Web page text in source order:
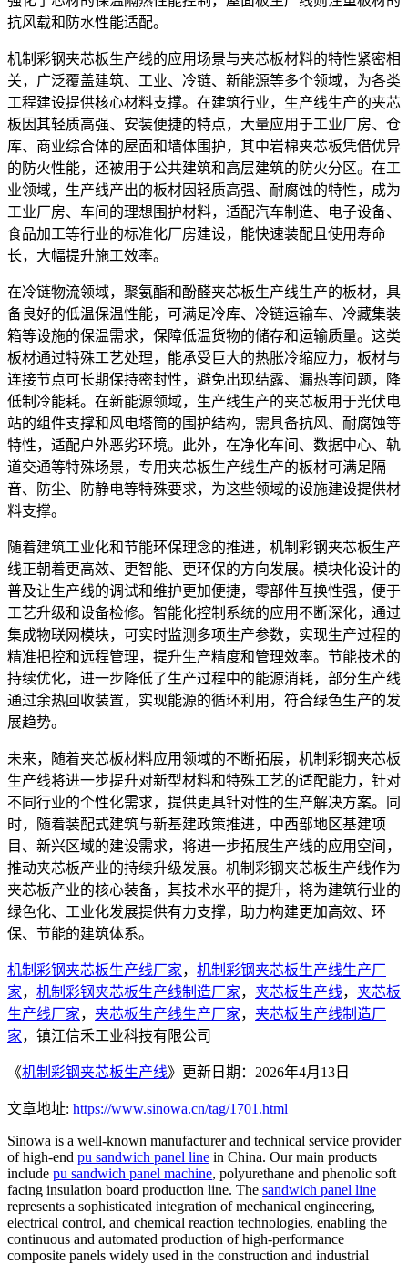
抗风载和防水性能适配。
机制彩钢夹芯板生产线的应用场景与夹芯板材料的特性紧密相
关，广泛覆盖建筑、工业、冷链、新能源等多个领域，为各类
工程建设提供核心材料支撑。在建筑行业，生产线生产的夹芯
板因其轻质高强、安装便捷的特点，大量应用于工业厂房、仓
库、商业综合体的屋面和墙体围护，其中岩棉夹芯板凭借优异
的防火性能，还被用于公共建筑和高层建筑的防火分区。在工
业领域，生产线产出的板材因轻质高强、耐腐蚀的特性，成为
工业厂房、车间的理想围护材料，适配汽车制造、电子设备、
食品加工等行业的标准化厂房建设，能快速装配且使用寿命
长，大幅提升施工效率。
在冷链物流领域，聚氨酯和酚醛夹芯板生产线生产的板材，具
备良好的低温保温性能，可满足冷库、冷链运输车、冷藏集装
箱等设施的保温需求，保障低温货物的储存和运输质量。这类
板材通过特殊工艺处理，能承受巨大的热胀冷缩应力，板材与
连接节点可长期保持密封性，避免出现结露、漏热等问题，降
低制冷能耗。在新能源领域，生产线生产的夹芯板用于光伏电
站的组件支撑和风电塔筒的围护结构，需具备抗风、耐腐蚀等
特性，适配户外恶劣环境。此外，在净化车间、数据中心、轨
道交通等特殊场景，专用夹芯板生产线生产的板材可满足隔
音、防尘、防静电等特殊要求，为这些领域的设施建设提供材
料支撑。
随着建筑工业化和节能环保理念的推进，机制彩钢夹芯板生产
线正朝着更高效、更智能、更环保的方向发展。模块化设计的
普及让生产线的调试和维护更加便捷，零部件互换性强，便于
工艺升级和设备检修。智能化控制系统的应用不断深化，通过
集成物联网模块，可实时监测多项生产参数，实现生产过程的
精准把控和远程管理，提升生产精度和管理效率。节能技术的
持续优化，进一步降低了生产过程中的能源消耗，部分生产线
通过余热回收装置，实现能源的循环利用，符合绿色生产的发
展趋势。
未来，随着夹芯板材料应用领域的不断拓展，机制彩钢夹芯板
生产线将进一步提升对新型材料和特殊工艺的适配能力，针对
不同行业的个性化需求，提供更具针对性的生产解决方案。同
时，随着装配式建筑与新基建政策推进，中西部地区基建项
目、新兴区域的建设需求，将进一步拓展生产线的应用空间，
推动夹芯板产业的持续升级发展。机制彩钢夹芯板生产线作为
夹芯板产业的核心装备，其技术水平的提升，将为建筑行业的
绿色化、工业化发展提供有力支撑，助力构建更加高效、环
保、节能的建筑体系。
机制彩钢夹芯板生产线厂家， 机制彩钢夹芯板生产线生产厂
家， 机制彩钢夹芯板生产线制造厂家， 夹芯板生产线， 夹芯板
生产线厂家， 夹芯板生产线生产厂家， 夹芯板生产线制造厂
家，镇江信禾工业科技有限公司
《机制彩钢夹芯板生产线》更新日期：2026年4月13日
文章地址: https://www.sinowa.cn/tag/1701.html
Sinowa is a well-known manufacturer and technical service provider
of high-end pu sandwich panel line in China. Our main products
include pu sandwich panel machine, polyurethane and phenolic soft
facing insulation board production line. The sandwich panel line
represents a sophisticated integration of mechanical engineering,
electrical control, and chemical reaction technologies, enabling the
continuous and automated production of high-performance
composite panels widely used in the construction and industrial